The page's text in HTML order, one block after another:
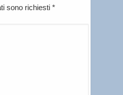
sono richiesti *